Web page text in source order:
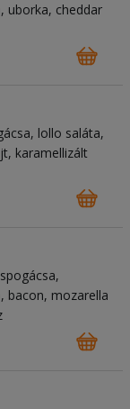
uborka, cheddar
lollo saláta,
karamellizált
bacon, mozarella